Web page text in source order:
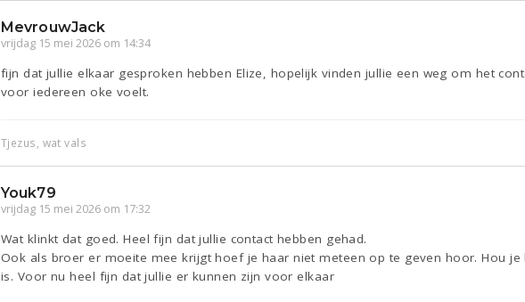
MevrouwJack
vrijdag 15 mei 2026 om 14:34
fijn dat jullie elkaar gesproken hebben Elize, hopelijk vinden jullie een weg om het
voor iedereen oke voelt.
Tjezus, wat vals
Youk79
vrijdag 15 mei 2026 om 17:32
Wat klinkt dat goed. Heel fijn dat jullie contact hebben gehad.
Ook als broer er moeite mee krijgt hoef je haar niet meteen op te geven hoor. Hou
is. Voor nu heel fijn dat jullie er kunnen zijn voor elkaar